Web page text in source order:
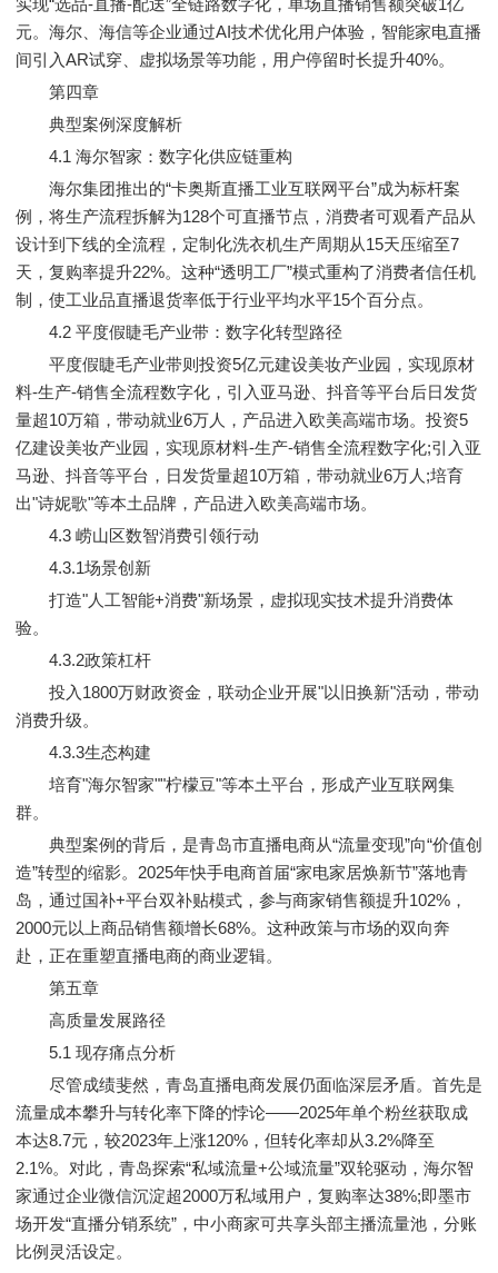
实现“选品-直播-配送”全链路数字化，单场直播销售额突破1亿
元。海尔、海信等企业通过AI技术优化用户体验，智能家电直播
间引入AR试穿、虚拟场景等功能，用户停留时长提升40%。
第四章
典型案例深度解析
4.1 海尔智家：数字化供应链重构
海尔集团推出的“卡奥斯直播工业互联网平台”成为标杆案
例，将生产流程拆解为128个可直播节点，消费者可观看产品从
设计到下线的全流程，定制化洗衣机生产周期从15天压缩至7
天，复购率提升22%。这种“透明工厂”模式重构了消费者信任机
制，使工业品直播退货率低于行业平均水平15个百分点。
4.2 平度假睫毛产业带：数字化转型路径
平度假睫毛产业带则投资5亿元建设美妆产业园，实现原材
料-生产-销售全流程数字化，引入亚马逊、抖音等平台后日发货
量超10万箱，带动就业6万人，产品进入欧美高端市场。投资5
亿建设美妆产业园，实现原材料-生产-销售全流程数字化;引入亚
马逊、抖音等平台，日发货量超10万箱，带动就业6万人;培育
出"诗妮歌"等本土品牌，产品进入欧美高端市场。
4.3 崂山区数智消费引领行动
4.3.1场景创新
打造"人工智能+消费"新场景，虚拟现实技术提升消费体
验。
4.3.2政策杠杆
投入1800万财政资金，联动企业开展"以旧换新"活动，带动
消费升级。
4.3.3生态构建
培育"海尔智家""柠檬豆"等本土平台，形成产业互联网集
群。
典型案例的背后，是青岛市直播电商从“流量变现”向“价值创
造”转型的缩影。2025年快手电商首届“家电家居焕新节”落地青
岛，通过国补+平台双补贴模式，参与商家销售额提升102%，
2000元以上商品销售额增长68%。这种政策与市场的双向奔
赴，正在重塑直播电商的商业逻辑。
第五章
高质量发展路径
5.1 现存痛点分析
尽管成绩斐然，青岛直播电商发展仍面临深层矛盾。首先是
流量成本攀升与转化率下降的悖论——2025年单个粉丝获取成
本达8.7元，较2023年上涨120%，但转化率却从3.2%降至
2.1%。对此，青岛探索“私域流量+公域流量”双轮驱动，海尔智
家通过企业微信沉淀超2000万私域用户，复购率达38%;即墨市
场开发“直播分销系统”，中小商家可共享头部主播流量池，分账
比例灵活设定。